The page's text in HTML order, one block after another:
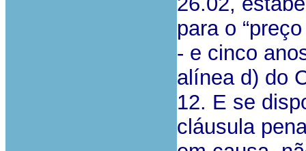
para o
- e cinco
alínea d) do
12. E se
cláusula